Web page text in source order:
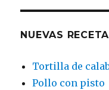
NUEVAS
Tortilla de
Pollo con pisto